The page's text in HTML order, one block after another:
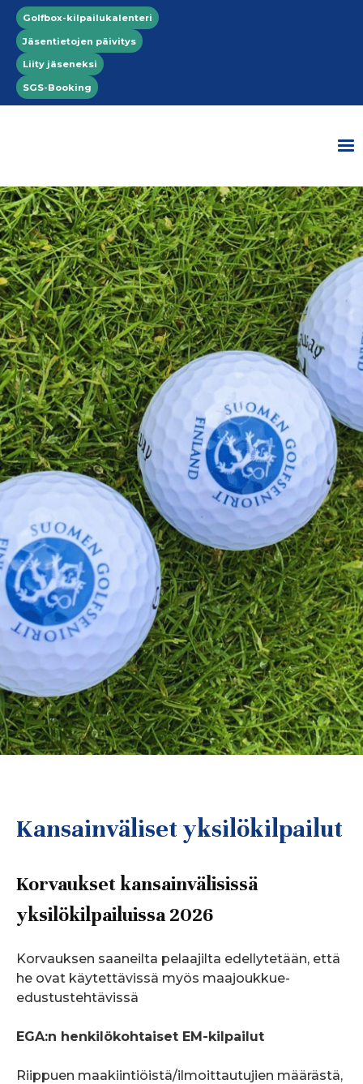
Hyppää pääsisältöön
Top menu
Golfbox-kilpailukalenteri
Jäsentietojen päivitys
Liity jäseneksi
SGS-Booking
Kansainväliset yksilökilpailut
Korvaukset kansainvälisissä
yksilökilpailuissa 2026
Korvauksen saaneilta pelaajilta edellytetään, että
he ovat käytettävissä myös maajoukkue-
edustustehtävissä
EGA:n henkilökohtaiset EM-kilpailut
Riippuen maakiintiöistä/ilmoittautujien määrästä,